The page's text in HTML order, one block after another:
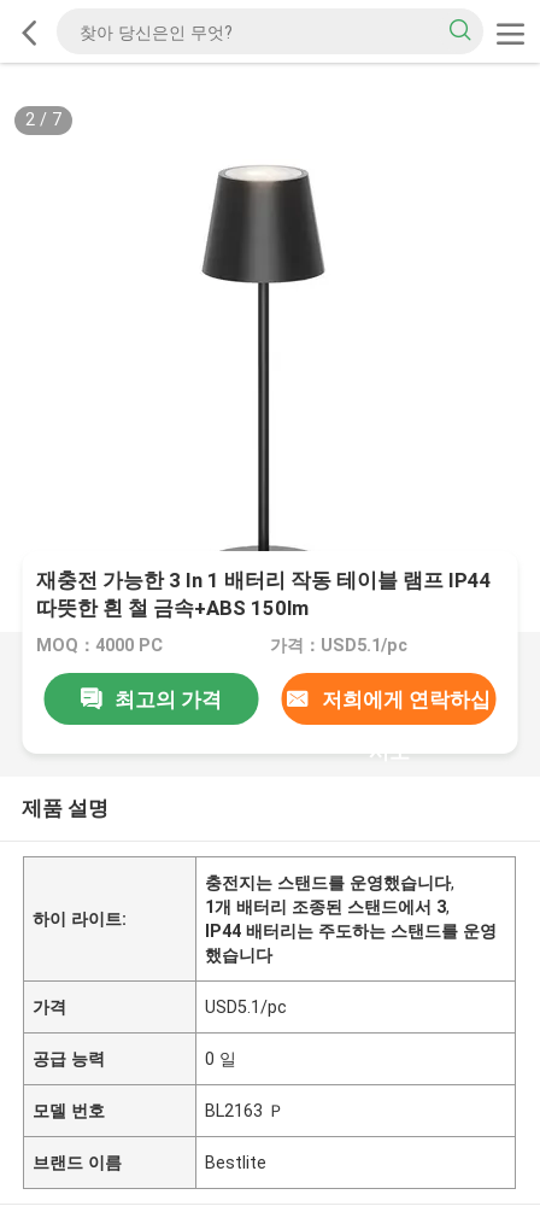
2/ 7
재충전 가능한 3 In 1 배터리 작동 테이블 램프 IP44
따뜻한 흰 철 금속+ABS 150lm
MOQ：4000 PC 가격：USD5.1/pc
최고의 가격 저희에게 연락하십
시오
제품 설명
하이 라이트:
충전지는 스탠드를 운영했습니다,
1개 배터리 조종된 스탠드에서 3,
IP44 배터리는 주도하는 스탠드를 운영
했습니다
가격 USD5.1/pc
공급 능력 0 일
모델 번호 BL2163 Ｐ
브랜드 이름 Bestlite